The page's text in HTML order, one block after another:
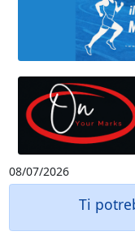
08/07/2026
Ti